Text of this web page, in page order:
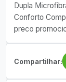
Dupla
Conforto
preco
Compartilhar: